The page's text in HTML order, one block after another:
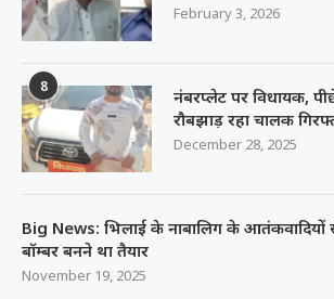
February 3, 2026
8
नंबरप्लेट पर विधायक,
रौबझाड़ रहा चालक
December 28, 2025
Big News: भिलाई के नाबालिग के आतंकवादियों
बॉम्बर बनने था तैयार
November 19, 2025